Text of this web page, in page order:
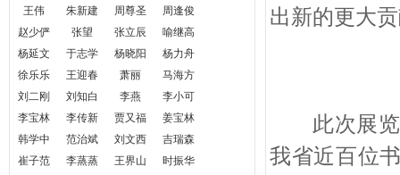
王伟
朱新建 周尊圣
周逢俊
赵少俨
张望 张立辰
喻继高
杨延文
于志学 杨晓阳
杨力舟
徐乐乐
王迎春 萧丽
马海方
刘二刚
刘知白 李燕
李小可
李宝林
李传新 贾又福
姜宝林
韩学中
范治斌 刘文西
吉瑞森
崔子范
李蒸蒸 王界山
时振华
出新的更大
此次展
我省近百位